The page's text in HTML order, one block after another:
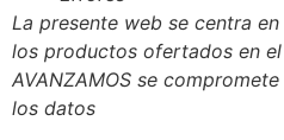
La presente web se centra
los productos ofertados en el
AVANZAMOS se
los datos